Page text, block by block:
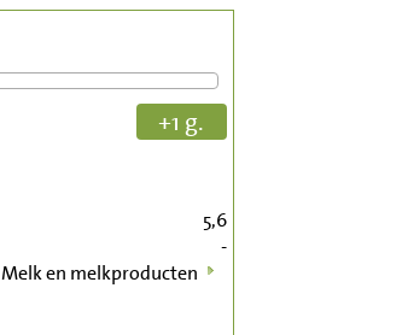
+1 g.
5,6
-
Melk en melkproducten